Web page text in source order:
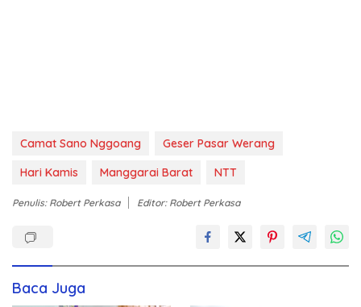
Camat Sano Nggoang
Geser Pasar Werang
Hari Kamis
Manggarai Barat NTT
Penulis: Robert Perkasa Editor: Robert Perkasa
Baca Juga